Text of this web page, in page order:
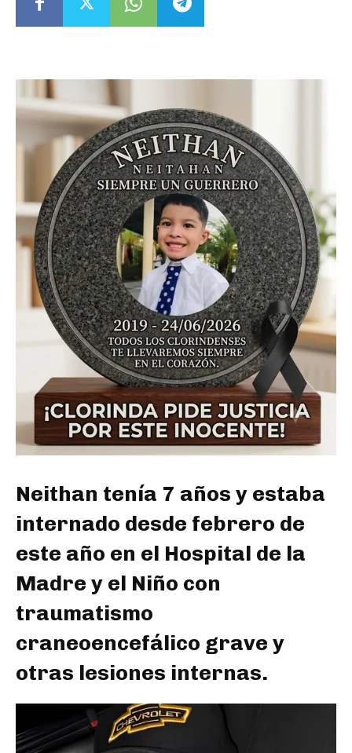
Neithan tenía 7 años y estaba
internado desde febrero de
este año en el Hospital de la
Madre y el Niño con
traumatismo
craneoencefálico grave y
otras lesiones internas.